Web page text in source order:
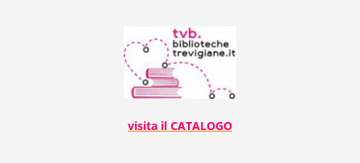
visita il CATALOGO